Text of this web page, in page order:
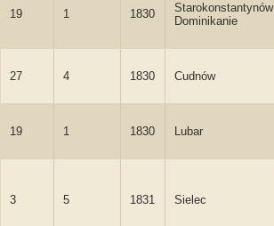
19 1 1830
Starokonstantynów
Dominikanie
27 4 1830 Cudnów
19 1 1830 Lubar
3 5 1831 Sielec